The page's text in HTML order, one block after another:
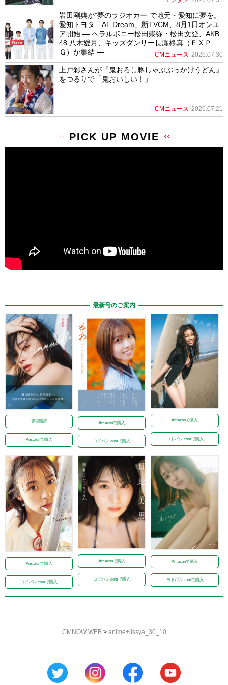
岩田剛典が”夢のラジオカー”で地元・愛知に夢を。
愛知トヨタ「AT Dream」新TVCM、8月1日オンエ
ア開始 ― ヘラルボニー松田崇弥・松田文登、AKB
48 八木愛月、キッズダンサー長瀬柊真（ＥＸＰ
Ｇ）が集結 ―
CMニュース 2026.07.30
上戸彩さんが『鬼おろし豚しゃぶぶっかけうどん』
をつるりで「鬼おいしい！」
CMニュース 2026.07.21
PICK UP MOVIE
最新号のご案内
定期購読
Amazonで購入
Amazonで購入
ヨドバシ.comで購入
Amazonで購入
ヨドバシ.comで購入
Amazonで購入
ヨドバシ.comで購入
Amazonで購入
ヨドバシ.comで購入
Amazonで購入
ヨドバシ.comで購入
CMNOW WEB> anime+jissya_30_10